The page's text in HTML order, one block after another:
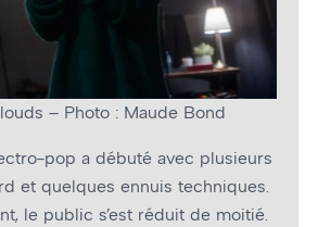
– Photo : Maude Bond
pop a débuté avec plusieurs
et quelques ennuis techniques.
le public s’est réduit de moitié.